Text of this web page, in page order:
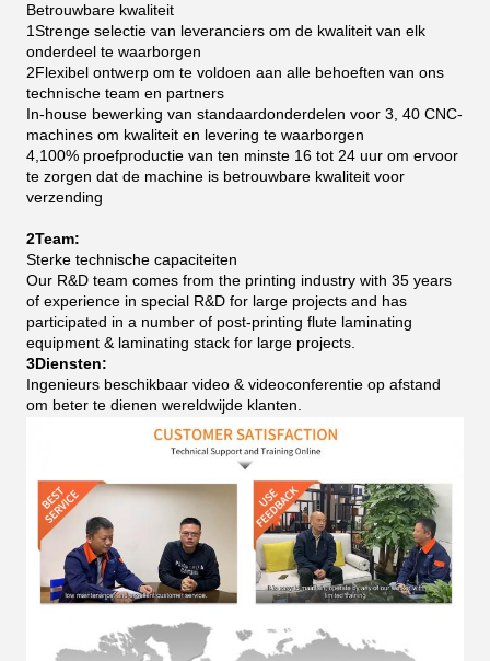
Betrouwbare kwaliteit
1Strenge selectie van leveranciers om de kwaliteit van elk
onderdeel te waarborgen
2Flexibel ontwerp om te voldoen aan alle behoeften van ons
technische team en partners
In-house bewerking van standaardonderdelen voor 3, 40 CNC-
machines om kwaliteit en levering te waarborgen
4,100% proefproductie van ten minste 16 tot 24 uur om ervoor
te zorgen dat de machine is betrouwbare kwaliteit voor
verzending
2Team:
Sterke technische capaciteiten
Our R&D team comes from the printing industry with 35 years
of experience in special R&D for large projects and has
participated in a number of post-printing flute laminating
equipment & laminating stack for large projects.
3Diensten:
Ingenieurs beschikbaar video & videoconferentie op afstand
om beter te dienen wereldwijde klanten.